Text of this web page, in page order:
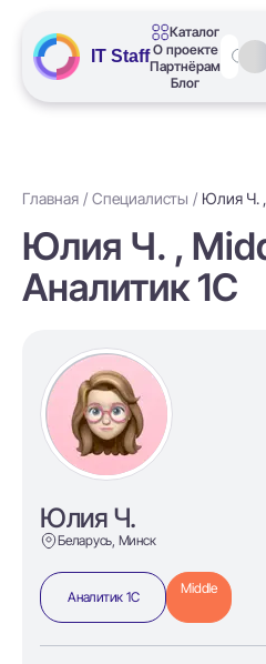
IT Staff
Каталог
О проекте
Партнёрам
Блог
Главная Специалисты Юлия Ч.
Юлия Ч. ,
Аналитик 1С
Юлия Ч.
Беларусь, Минск
Аналитик 1С
Middle